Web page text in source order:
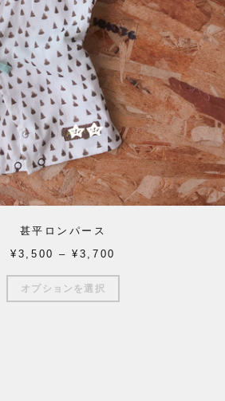
甚平ロンパース
¥ 3,500 –¥ 3,700
オプションを選択
こ